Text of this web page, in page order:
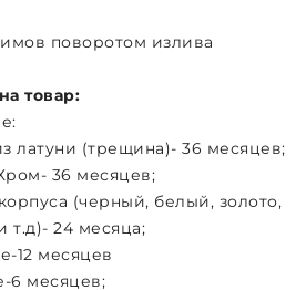
поворотом излива
товар:
латуни (трещина)- 36 месяцев;
36 месяцев;
(черный, белый, золото,
т.д)- 24 месяца;
12 месяцев
6 месяцев;